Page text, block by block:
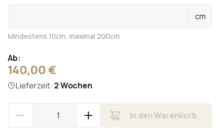
cm
Mindestens 10cm, maximal 200cm
Ab:
140,00 €
Lieferzeit: 2 Wochen
In den Warenkorb